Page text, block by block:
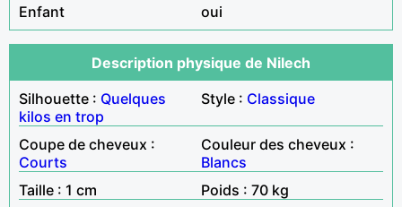
Enfant
oui
Description physique de Nilech
Silhouette : Quelques
kilos en trop
Style : Classique
Coupe de cheveux :
Courts
Couleur des cheveux :
Blancs
Taille : 1 cm
Poids : 70 kg